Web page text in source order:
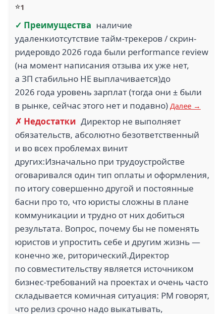
⭐1
✓ Преимущества наличие
удаленкиотсутствие тайм-трекеров / скрин-
ридеровдо 2026 года были performance review
(на момент написания отзыва их уже нет,
а ЗП стабильно НЕ выплачивается)до
2026 года уровень зарплат (тогда они ± были
в рынке, сейчас этого нет и подавно) Далее →
✗ Недостатки Директор не выполняет
обязательств, абсолютно безответственный
и во всех проблемах винит
других:Изначально при трудоустройстве
оговаривался один тип оплаты и оформления,
по итогу совершенно другой и постоянные
басни про то, что юристы сложны в плане
коммуникации и трудно от них добиться
результата. Вопрос, почему бы не поменять
юристов и упростить себе и другим жизнь —
конечно же, риторический.Директор
по совместительству является источником
бизнес-требований на проектах и очень часто
складывается комичная ситуация: PM говорят,
что релиз срочно надо выкатывать,